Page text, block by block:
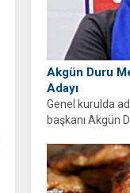
Akgün Duru
Adayı
Genel kurulda
başkanı Akgün
açıkladı.